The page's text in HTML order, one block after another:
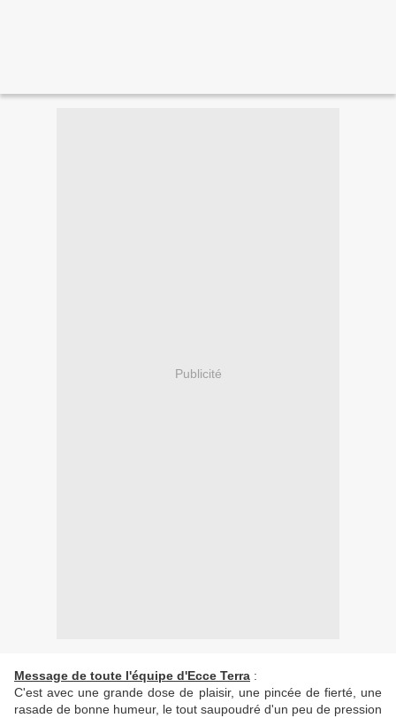
Publicité
Message de toute l'équipe d'Ecce Terra :
C'est avec une grande dose de plaisir, une pincée de fierté, une
rasade de bonne humeur, le tout saupoudré d'un peu de pression